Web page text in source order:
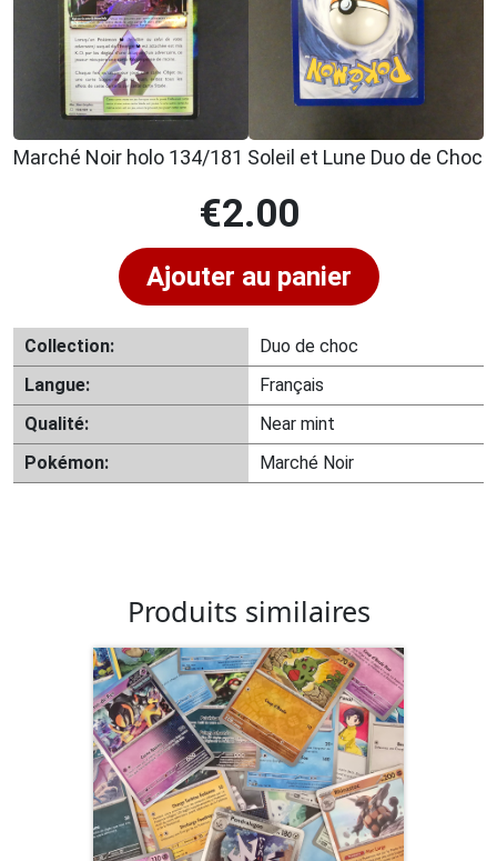
Marché Noir holo 134/181 Soleil et Lune Duo de Choc
€2.00
Ajouter au panier
Collection:
Duo de choc
Langue:
Français
Qualité:
Near mint
Pokémon:
Marché Noir
Produits similaires